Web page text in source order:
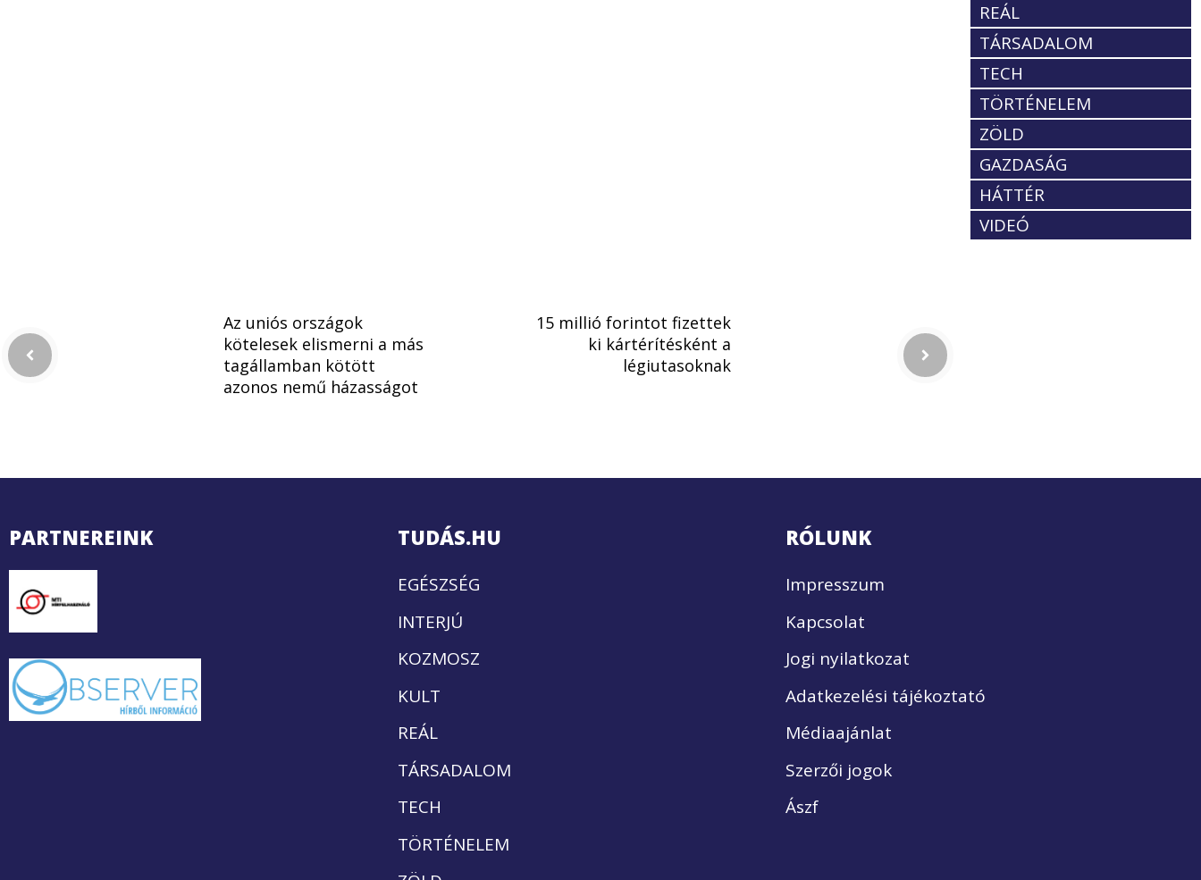
REÁL
TÁRSADALOM
TECH
TÖRTÉNELEM
ZÖLD
GAZDASÁG
HÁTTÉR
VIDEÓ
Az uniós országok
kötelesek elismerni a más
tagállamban kötött
azonos nemű házasságot
15 millió forintot fizettek
ki kártérítésként a
légiutasoknak
PARTNEREINK TUDÁS.HU
EGÉSZSÉG
INTERJÚ
KOZMOSZ
KULT
REÁL
TÁRSADALOM
TECH
TÖRTÉNELEM
RÓLUNK
Impresszum
Kapcsolat
Jogi nyilatkozat
Adatkezelési tájékoztató
Médiaajánlat
Szerzői jogok
Ászf